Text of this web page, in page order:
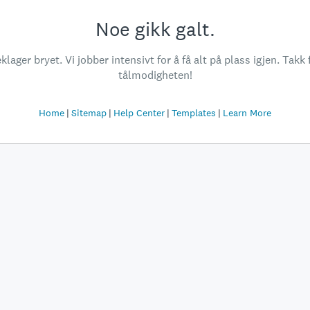
Noe gikk galt.
bryet. Vi jobber intensivt for å få alt på plass igjen. Takk
tålmodigheten!
Home Sitemap Help Center Templates Learn More